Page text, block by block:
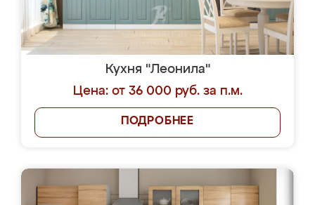
Кухня "Леонила"
Цена: от 36 000 руб. за п.м.
ПОДРОБНЕЕ